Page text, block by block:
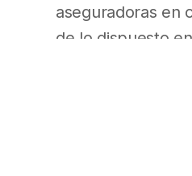
aseguradoras en
de lo dispuesto